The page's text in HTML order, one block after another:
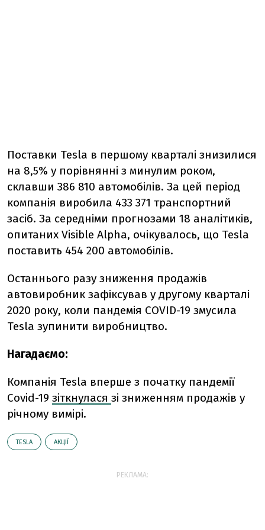
Поставки Tesla в першому кварталі знизилися
на 8,5% у порівнянні з минулим роком,
склавши 386 810 автомобілів. За цей період
компанія виробила 433 371 транспортний
засіб. За середніми прогнозами 18 аналітиків,
опитаних Visible Alpha, очікувалось, що Tesla
поставить 454 200 автомобілів.
Останнього разу зниження продажів
автовиробник зафіксував у другому кварталі
2020 року, коли пандемія COVID-19 змусила
Tesla зупинити виробництво.
Нагадаємо:
Компанія Tesla вперше з початку пандемії
Covid-19 зіткнулася зі зниженням продажів у
річному вимірі.
TESLA АКЦІЇ
РЕКЛАМА: